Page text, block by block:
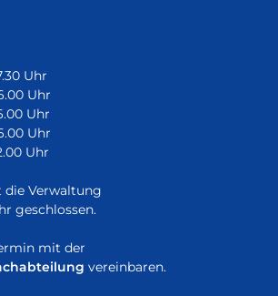
Uhr
Uhr
Uhr
Uhr
Uhr
die Verwaltung
geschlossen.
mit der
vereinbaren.